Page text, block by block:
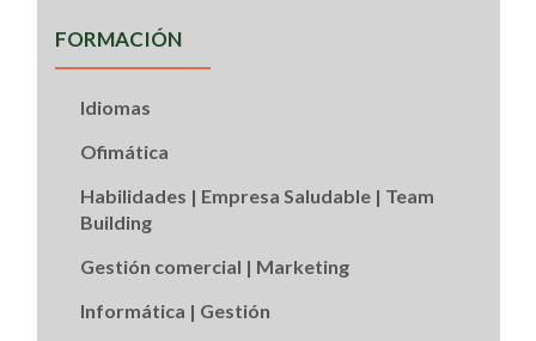
FORMACIÓN
Idiomas
Ofimática
Habilidades | Empresa Saludable | Team
Building
Gestión comercial | Marketing
Informática | Gestión